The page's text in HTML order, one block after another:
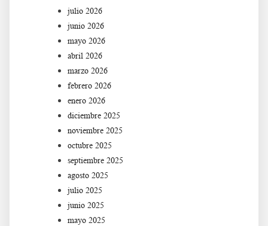
julio 2026
junio 2026
mayo 2026
abril 2026
marzo 2026
febrero 2026
enero 2026
diciembre 2025
noviembre 2025
octubre 2025
septiembre 2025
agosto 2025
julio 2025
junio 2025
mayo 2025